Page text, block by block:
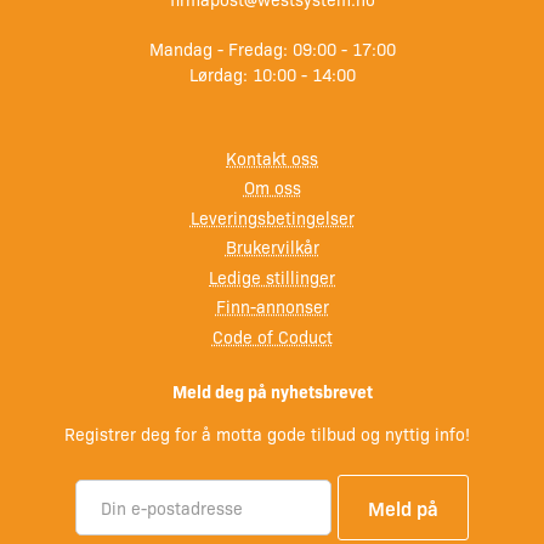
Forsterket UV-beskyttelse for langvarig ytelse
Bevarer og fremhever treets og korkens naturlige
Lar korken puste samtidig som den beskyttes mot
Kan påføres nytt eller tidligere behandlet treverk (fritt
Enkelt vedlikehold – ingen sliping eller omfattende
Bruksområder
Utendørs bruk.
Mandag - Fredag: 09:00 - 17:00
Lørdag: 10:00 - 14:00
Kontakt oss
Om oss
Leveringsbetingelser
Brukervilkår
Ledige stillinger
Finn-annonser
Code of Coduct
Meld deg på nyhetsbrevet
Registrer deg for å motta gode tilbud og nyttig info!